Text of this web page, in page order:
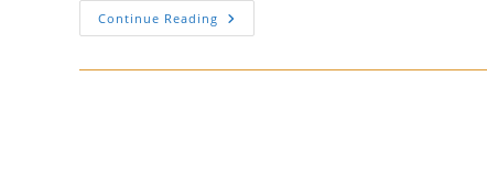
Continue Reading Felsovezeto.hu
–
Hírek,